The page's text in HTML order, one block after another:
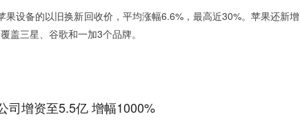
果设备的以旧换新回收价，平均涨幅6.6%，最高近30%。苹果还新增
盖三星、谷歌和一加3个品牌。
司增资至5.5亿 增幅1000%